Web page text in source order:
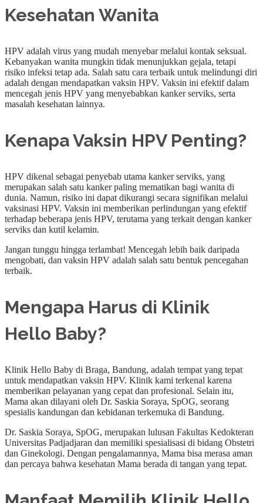
Kesehatan Wanita
HPV adalah virus yang mudah menyebar melalui kontak seksual.
Kebanyakan wanita mungkin tidak menunjukkan gejala, tetapi
risiko infeksi tetap ada. Salah satu cara terbaik untuk melindungi diri
adalah dengan mendapatkan vaksin HPV. Vaksin ini efektif dalam
mencegah jenis HPV yang menyebabkan kanker serviks, serta
masalah kesehatan lainnya.
Kenapa Vaksin HPV Penting?
HPV dikenal sebagai penyebab utama kanker serviks, yang
merupakan salah satu kanker paling mematikan bagi wanita di
dunia. Namun, risiko ini dapat dikurangi secara signifikan melalui
vaksinasi HPV. Vaksin ini memberikan perlindungan yang efektif
terhadap beberapa jenis HPV, terutama yang terkait dengan kanker
serviks dan kutil kelamin.
Jangan tunggu hingga terlambat! Mencegah lebih baik daripada
mengobati, dan vaksin HPV adalah salah satu bentuk pencegahan
terbaik.
Mengapa Harus di Klinik
Hello Baby?
Klinik Hello Baby di Braga, Bandung, adalah tempat yang tepat
untuk mendapatkan vaksin HPV. Klinik kami terkenal karena
memberikan pelayanan yang cepat dan profesional. Selain itu,
Mama akan dilayani oleh Dr. Saskia Soraya, SpOG, seorang
spesialis kandungan dan kebidanan terkemuka di Bandung.
Dr. Saskia Soraya, SpOG, merupakan lulusan Fakultas Kedokteran
Universitas Padjadjaran dan memiliki spesialisasi di bidang Obstetri
dan Ginekologi. Dengan pengalamannya, Mama bisa merasa aman
dan percaya bahwa kesehatan Mama berada di tangan yang tepat.